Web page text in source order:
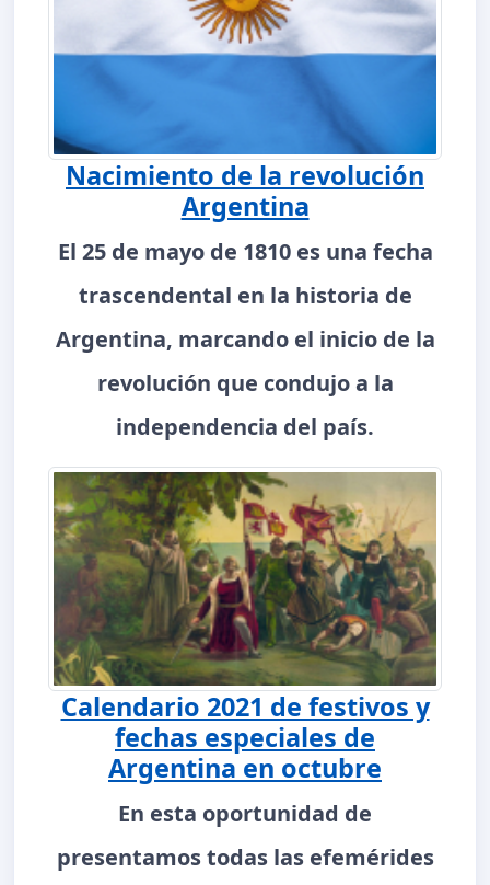
Nacimiento de la revolución
Argentina
El 25 de mayo de 1810 es una fecha
trascendental en la historia de
Argentina, marcando el inicio de la
revolución que condujo a la
independencia del país.
Calendario 2021 de festivos y
fechas especiales de
Argentina en octubre
En esta oportunidad de
presentamos todas las efemérides